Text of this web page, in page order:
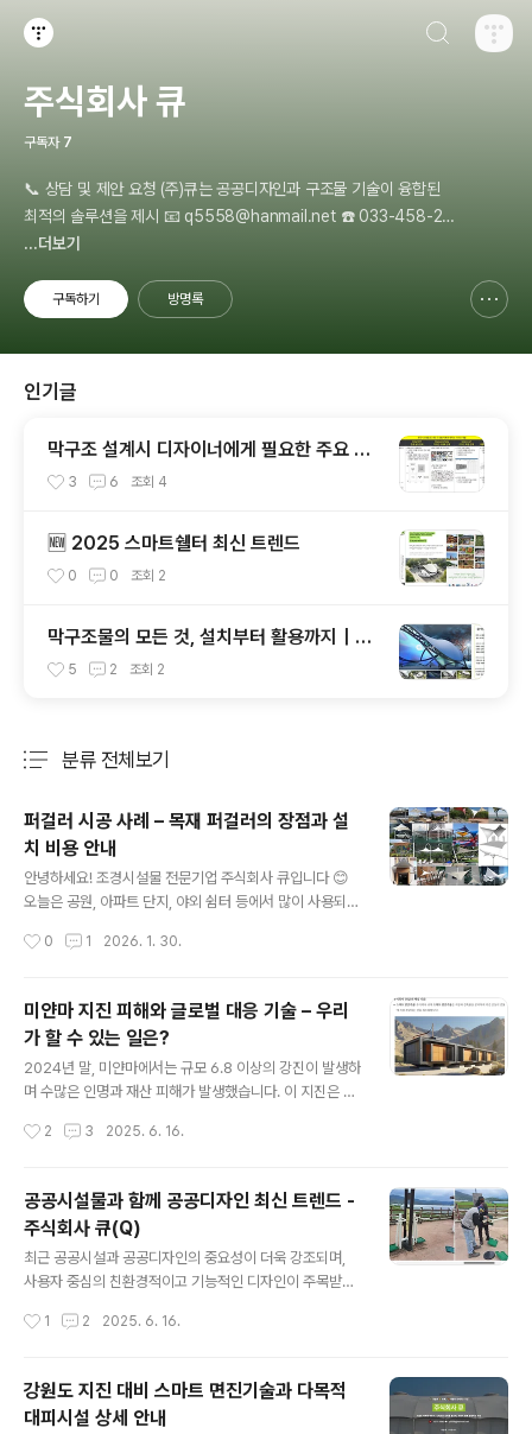
주식회사 큐
구독자 7
📞 상담 및 제안 요청 (주)큐는 공공디자인과 구조물 기술이 융합된
최적의 솔루션을 제시 📧 q5558@hanmail.net ☎️ 033-458-231
3 🌐 q22.co.kr 💬 구조물 시공 전문성 디자인 + 기술 + 시공 원스톱
...더보기
구독하기 방명록
인기글
막구조 설계시 디자이너에게 필요한 주요 내
용 3 6 조회 4
🆕 2025 스마트쉘터 최신 트렌드
0 0 조회 2
막구조물의 모든 것, 설치부터 활용까지｜주
식회사 큐의 프리미엄 공간 솔루션
5 2 조회 2
분류 전체보기
퍼걸러 시공 사례 – 목재 퍼걸러의 장점과 설
치 비용 안내
안녕하세요! 조경시설물 전문기업 주식회사 큐입니다 😊
오늘은 공원, 아파트 단지, 야외 쉼터 등에서 많이 사용되는
러란? 퍼걸러(Pergola)는 지붕 없는 구조물로, 햇빛을 적
다. 특히 공공 조경시설물로 많이 사용되며, 디자인적인 아
름다움까지 더할 수 있는 기능성 시설입니다. --- ## 🏗
시공 사례: 경기도 ○○공원 주식회사 큐에서는 최근 **경
기도 ○○공원**에 **목재 퍼걸러**를 시공했습니다. 디
자인은 자연과 잘 어우러지도록 목재 라운드형으로 제작되
ergola)는 지붕 없는 구조물로, 햇빛을 적당히 차단하며 ..
0 1 2026. 1. 30.
미얀마 지진 피해와 글로벌 대응 기술 – 우리
가 할 수 있는 일은?
2024년 말, 미얀마에서는 규모 6.8 이상의 강진이 발생하
며 수많은 인명과 재산 피해가 발생했습니다. 이 지진은 도
조 지연 등 다방면에서 국가적 위기를 초래했습니다. 오늘
과 시설물로 대응하고 있는지, 그리고 국내에서는 어떤 역
할을 하고 있는지 알아보겠습니다. 🧭 미얀마 지진의 충격
– 피해 현황 요약지진 규모: 리히터 규모 6.8피해지역: 만
달레이, 바간(Bagan) 등 주요 문화유산 도시 포함인명 피
해: 수천 명의 사망 및 부상자 발생주요 피해:벽돌 건축물과
설 부족🏗️ 세계가 주목하는 ‘지진 대응 기술’과 대피 인프
2 3 2025. 6. 16.
공공시설물과 함께 공공디자인 최신 트렌드 -
주식회사 큐(Q)
최근 공공시설과 공공디자인의 중요성이 더욱 강조되며,
사용자 중심의 친환경적이고 기능적인 디자인이 주목받고
원시설물 전문기업인 주식회사 큐(Q)가 있습니다. 공공시
드는 지속가능성, 친환경성, 사용자 친화성입니다. 공공시
설물은 단순히 기능적인 요소를 넘어서 지역과의 조화, 심
미적 만족감까지 고려해야 합니다. 특히 강원지역의 특색
1 2 2025. 6. 16.
강원도 지진 대비 스마트 면진기술과 다목적
대피시설 상세 안내